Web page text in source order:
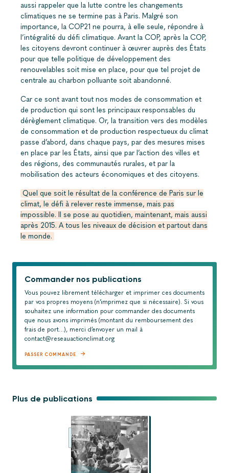
aussi rappeler que la lutte contre les changements
climatiques ne se termine pas à Paris. Malgré son
importance, la COP21 ne pourra, à elle seule, répondre à
l’intégralité du défi climatique. Avant la COP, après la COP,
les citoyens devront continuer à œuvrer auprès des États
pour que telle politique de développement des
renouvelables soit mise en place, pour que tel projet de
centrale au charbon polluante soit abandonné.
Car ce sont avant tout nos modes de consommation et
de production qui sont les principaux responsables du
dérèglement climatique. Or, la transition vers des modèles
de consommation et de production respectueux du climat
passe d’abord, dans chaque pays, par des mesures mises
en place par les États, ainsi que par l’action des villes et
des régions, des communautés rurales, et par la
mobilisation des acteurs économiques et des citoyens.
Quel que soit le résultat de la conférence de Paris sur le
climat, le défi à relever reste immense, mais pas
impossible. Il se pose au quotidien, maintenant, mais aussi
après 2015. A tous les niveaux de décision et partout dans
le monde.
Commander nos publications
Vous pouvez librement télécharger et imprimer ces documents
par vos propres moyens (n'imprimez que si nécessaire). Si vous
souhaitez une information pour commander des documents
que nous avons imprimés (montant du remboursement des
frais de port…), merci d’envoyer un mail à
contact@reseauactionclimat.org
PASSER COMMANDE
Plus de publications